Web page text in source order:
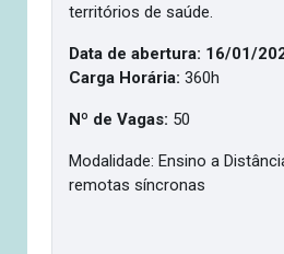
territórios de saúde.
Data de abertura: 16/01/
Carga Horária: 360h
Nº de Vagas: 50
Modalidade: Ensino a
remotas síncronas